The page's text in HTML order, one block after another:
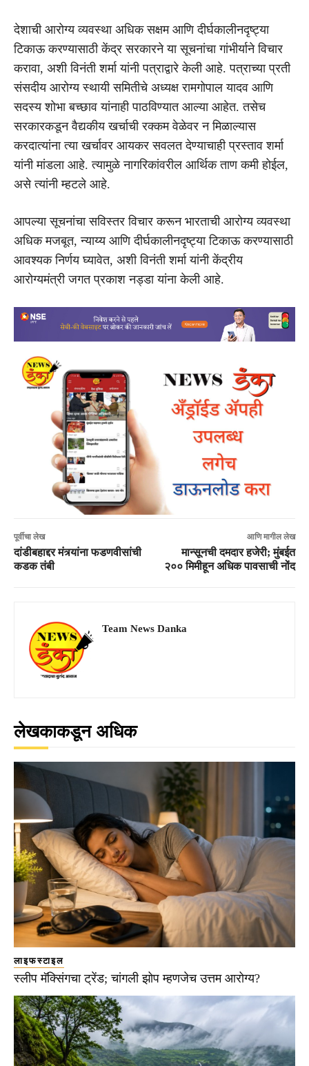
देशाची आरोग्य व्यवस्था अधिक सक्षम आणि दीर्घकालीनदृष्ट्या
टिकाऊ करण्यासाठी केंद्र सरकारने या सूचनांचा गांभीर्याने विचार
करावा, अशी विनंती शर्मा यांनी पत्राद्वारे केली आहे. पत्राच्या प्रती
संसदीय आरोग्य स्थायी समितीचे अध्यक्ष रामगोपाल यादव आणि
सदस्य शोभा बच्छाव यांनाही पाठविण्यात आल्या आहेत. तसेच
सरकारकडून वैद्यकीय खर्चाची रक्कम वेळेवर न मिळाल्यास
करदात्यांना त्या खर्चावर आयकर सवलत देण्याचाही प्रस्ताव शर्मा
यांनी मांडला आहे. त्यामुळे नागरिकांवरील आर्थिक ताण कमी होईल,
असे त्यांनी म्हटले आहे.
आपल्या सूचनांचा सविस्तर विचार करून भारताची आरोग्य व्यवस्था
अधिक मजबूत, न्याय्य आणि दीर्घकालीनदृष्ट्या टिकाऊ करण्यासाठी
आवश्यक निर्णय घ्यावेत, अशी विनंती शर्मा यांनी केंद्रीय
आरोग्यमंत्री जगत प्रकाश नड्डा यांना केली आहे.
पूर्वीचा लेख
दांडीबहाद्दर मंत्र्यांना फडणवीसांची
कडक तंबी
आणि मागील लेख
मान्सूनची दमदार हजेरी; मुंबईत
२०० मिमीहून अधिक पावसाची नोंद
Team News Danka
लेखकाकडून अधिक
लाइफस्टाइल
स्लीप मॅक्सिंगचा ट्रेंड; चांगली झोप म्हणजेच उत्तम आरोग्य?